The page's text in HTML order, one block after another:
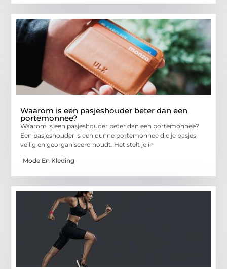
Waarom is een pasjeshouder beter dan een
portemonnee?
Waarom is een pasjeshouder beter dan een portemonnee?
Een pasjeshouder is een dunne portemonnee die je pasjes
veilig en georganiseerd houdt. Het stelt je in
Mode En Kleding